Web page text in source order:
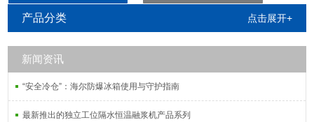
产品分类 点击展开+
新闻资讯
“安全冷仓”：海尔防爆冰箱使用与守护指南
最新推出的独立工位隔水恒温融浆机产品系列